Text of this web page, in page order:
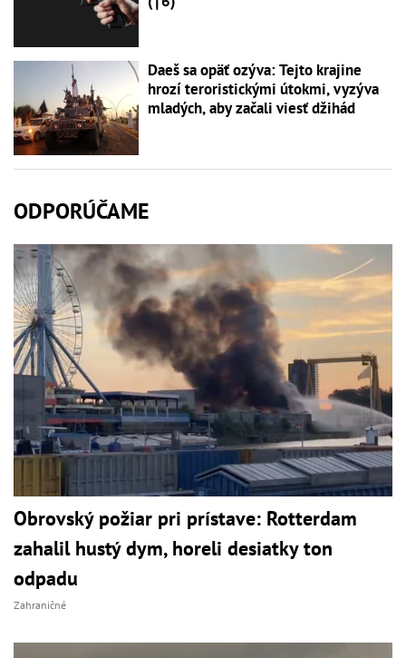
Daeš sa opäť ozýva: Tejto krajine
hrozí teroristickými útokmi, vyzýva
mladých, aby začali viesť džihád
ODPORÚČAME
Obrovský požiar pri prístave: Rotterdam
zahalil hustý dym, horeli desiatky ton
odpadu
Zahraničné